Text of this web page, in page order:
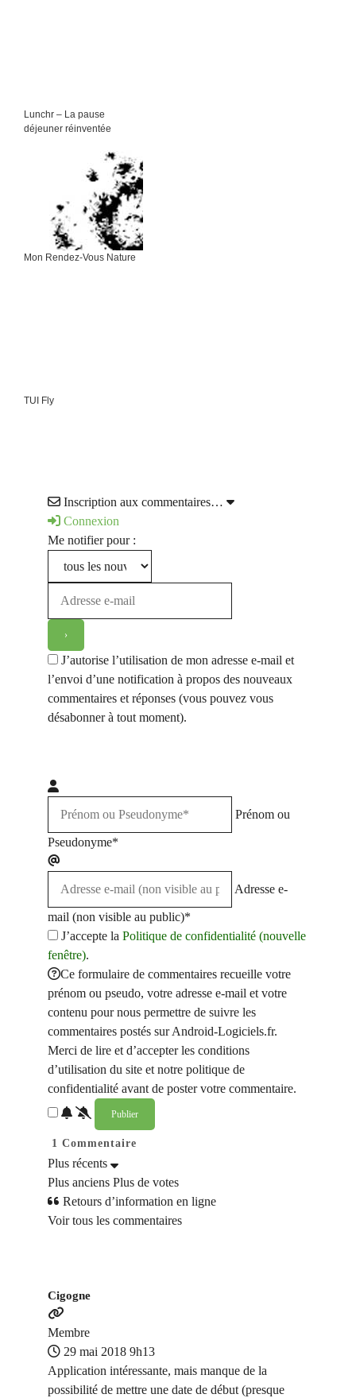
Lunchr – La pause
déjeuner réinventée
Mon Rendez-Vous Nature
TUI Fly
Inscription aux commentaires…
Connexion
Me notifier pour :
J’autorise l’utilisation de mon adresse e-mail et
l’envoi d’une notification à propos des nouveaux
commentaires et réponses (vous pouvez vous
désabonner à tout moment).
Prénom ou
Pseudonyme*
Adresse e-
mail (non visible au public)*
J’accepte la Politique de confidentialité (nouvelle
fenêtre).
Ce formulaire de commentaires recueille votre
prénom ou pseudo, votre adresse e-mail et votre
contenu pour nous permettre de suivre les
commentaires postés sur Android-Logiciels.fr.
Merci de lire et d’accepter les conditions
d’utilisation du site et notre politique de
confidentialité avant de poster votre commentaire.
1 Commentaire
Plus récents
Plus anciens Plus de votes
Retours d’information en ligne
Voir tous les commentaires
Cigogne
Membre
29 mai 2018 9h13
Application intéressante, mais manque de la
possibilité de mettre une date de début (presque